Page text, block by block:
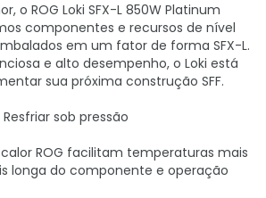
o ROG Loki SFX-L 850W Platinum
componentes e recursos de nível
em um fator de forma SFX-L.
e alto desempenho, o Loki está
sua próxima construção SFF.
sob pressão
ROG facilitam temperaturas mais
longa do componente e operação